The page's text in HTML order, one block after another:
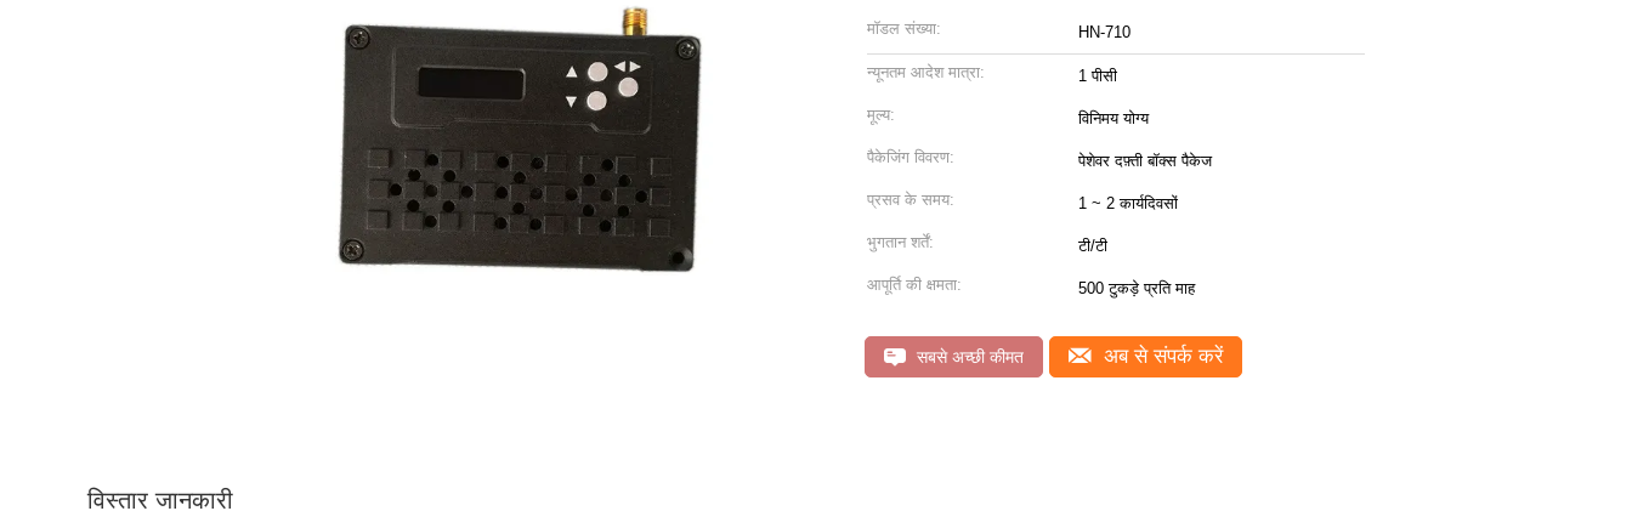
मॉडल संख्या: HN-710
न्यूनतम आदेश मात्रा: 1 पीसी
मूल्य: विनिमय योग्य
पैकेजिंग विवरण: पेशेवर दफ़्ती बॉक्स पैकेज
प्रसव के समय: 1 ~ 2 कार्यदिवसों
भुगतान शर्तें: टी/टी
आपूर्ति की क्षमता: 500 टुकड़े प्रति माह
सबसे अच्छी कीमत अब से संपर्क करें
विस्तार जानकारी